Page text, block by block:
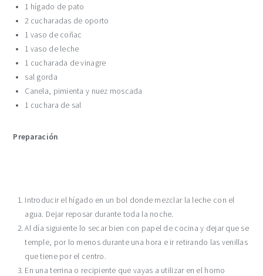
1 hígado de pato
2 cucharadas de oporto
1 vaso de coñac
1 vaso de leche
1 cucharada de vinagre
sal gorda
Canela, pimienta y nuez moscada
1 cuchara de sal
Preparación
Introducir el hígado en un bol donde mezclar la leche con el
agua. Dejar reposar durante toda la noche.
Al día siguiente lo secar bien con papel de cocina y dejar que se
temple, por lo menos durante una hora e ir retirando las venillas
que tiene por el centro.
En una terrina o recipiente que vayas a utilizar en el horno